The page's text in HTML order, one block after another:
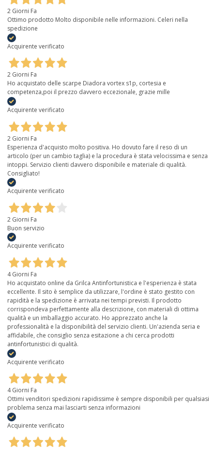
2 Giorni Fa
Ottimo prodotto Molto disponibile nelle informazioni. Celeri nella
spedizione
Acquirente verificato
2 Giorni Fa
Ho acquistato delle scarpe Diadora vortex s1p, cortesia e
competenza,poi il prezzo davvero eccezionale, grazie mille
Acquirente verificato
2 Giorni Fa
Esperienza d'acquisto molto positiva. Ho dovuto fare il reso di un
articolo (per un cambio taglia) e la procedura è stata velocissima e senza
intoppi. Servizio clienti davvero disponibile e materiale di qualità.
Consigliato!
Acquirente verificato
2 Giorni Fa
Buon servizio
Acquirente verificato
4 Giorni Fa
Ho acquistato online da Grilca Antinfortunistica e l'esperienza è stata
eccellente. Il sito è semplice da utilizzare, l'ordine è stato gestito con
rapidità e la spedizione è arrivata nei tempi previsti. Il prodotto
corrispondeva perfettamente alla descrizione, con materiali di ottima
qualità e un imballaggio accurato. Ho apprezzato anche la
professionalità e la disponibilità del servizio clienti. Un'azienda seria e
affidabile, che consiglio senza esitazione a chi cerca prodotti
antinfortunistici di qualità.
Acquirente verificato
4 Giorni Fa
Ottimi venditori spedizioni rapidissime è sempre disponibili per qualsiasi
problema senza mai lasciarti senza informazioni
Acquirente verificato